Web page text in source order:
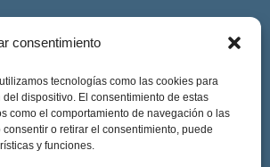
consentimiento
tecnologías como las cookies para
dispositivo. El consentimiento de estas
como el comportamiento de navegación o las
o retirar el consentimiento, puede
y funciones.